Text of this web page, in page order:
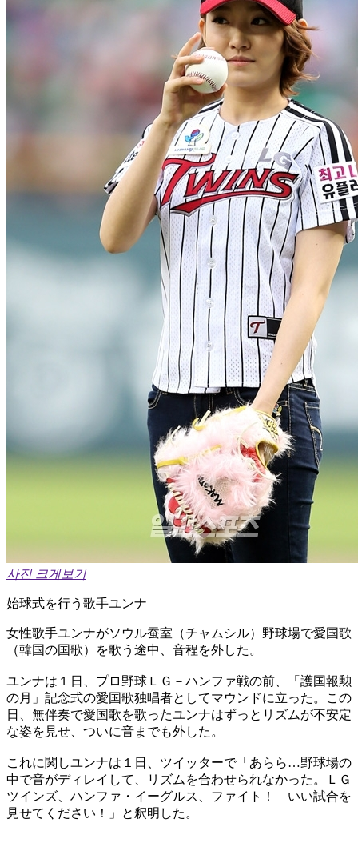
사진 크게보기
始球式を行う歌手ユンナ
女性歌手ユンナがソウル蚕室（チャムシル）野球場で愛国歌
（韓国の国歌）を歌う途中、音程を外した。
ユンナは１日、プロ野球ＬＧ－ハンファ戦の前、「護国報勲
の月」記念式の愛国歌独唱者としてマウンドに立った。この
日、無伴奏で愛国歌を歌ったユンナはずっとリズムが不安定
な姿を見せ、ついに音までも外した。
これに関しユンナは１日、ツイッターで「あらら…野球場の
中で音がディレイして、リズムを合わせられなかった。ＬＧ
ツインズ、ハンファ・イーグルス、ファイト！ いい試合を
見せてください！」と釈明した。